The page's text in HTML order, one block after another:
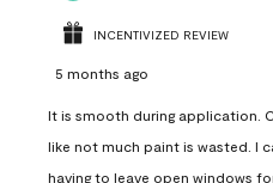
INCENTIVIZED REVIEW
5 months ago
It is smooth during application.
like not much paint is wasted. I
having to leave open windows